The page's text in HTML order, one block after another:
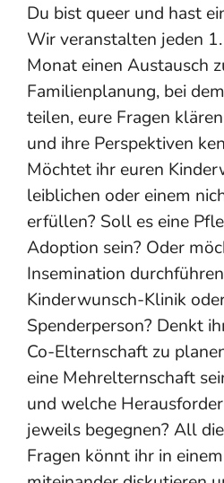
Du bist queer und hast
Wir veranstalten jeden
Monat einen Austausch
Familienplanung, bei
teilen, eure Fragen
und ihre Perspektiven
Möchtet ihr euren
leiblichen oder einem
erfüllen? Soll es eine
Adoption sein? Oder
Insemination
Kinderwunsch-Klinik
Spenderperson? Denkt
Co-Elternschaft zu
eine Mehrelternschaft
und welche
jeweils begegnen? All
Fragen könnt ihr in